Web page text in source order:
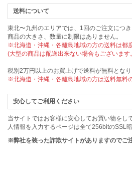
送料について
東北〜九州のエリアでは、1回のご注文につき
商品の大きさ、数量に制限はありません。
※北海道・沖縄・各離島地域の方の送料は都
(大型の商品は配送出来ない場合もございます
税別2万円以上のお買上げで送料が無料となり
※北海道・沖縄・各離島地域の方は送料無料
安心してご利用ください
当サイトではお客様に安心してお買い物をし
人情報を入力するページは全て256bitのSSL
※弊社を装った詐欺サイトがありますのでご